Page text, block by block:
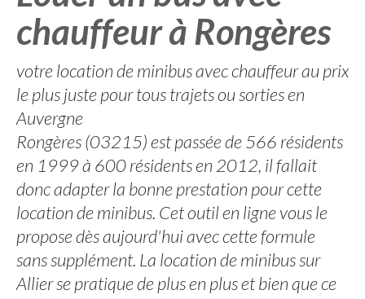
chauffeur à Rongères
votre location de minibus avec chauffeur au prix
le plus juste pour tous trajets ou sorties en
Auvergne
Rongères (03215) est passée de 566 résidents
en 1999 à 600 résidents en 2012, il fallait
donc adapter la bonne prestation pour cette
location de minibus. Cet outil en ligne vous le
propose dès aujourd'hui avec cette formule
sans supplément. La location de minibus sur
Allier se pratique de plus en plus et bien que ce